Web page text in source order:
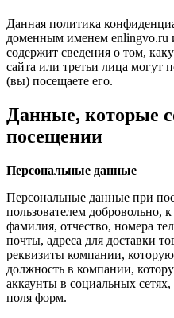
Данная политика
доменным именем enlingvo.ru
содержит сведения о том,
сайта или третьи лица могут
(вы) посещаете его.
Данные, которые
посещении
Персональные данные
Персональные данные при
пользователем добровольно,
фамилия, отчество, номера
почты, адреса для доставки
реквизиты компании, которую
должность в компании,
аккаунты в социальных
поля форм.